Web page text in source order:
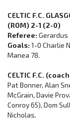
CELTIC F.C.
(ROM) 2-1 (2-0)
Referee: Gerardus
Goals: 1-0 Charlie
Manea 78.
CELTIC F.C.
Pat Bonner, Alan
McGrain, Davie
Conroy 65), Dom
Nicholas.